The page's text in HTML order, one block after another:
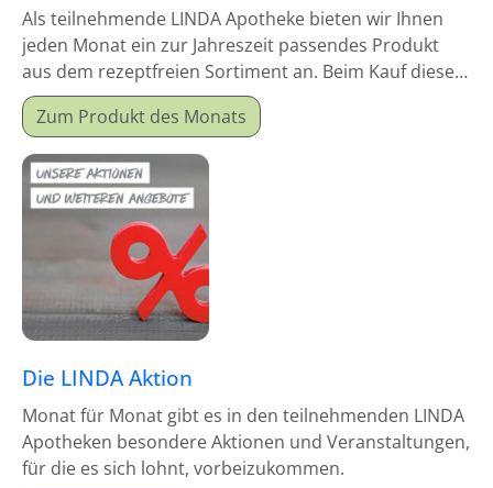
Als teilnehmende LINDA Apotheke bieten wir Ihnen
jeden Monat ein zur Jahreszeit passendes Produkt
aus dem rezeptfreien Sortiment an. Beim Kauf dieses
Monatsproduktes erhalten Sie einen Mitgabeartikel
gratis dazu.
Zum Produkt des Monats
Die LINDA Aktion
Monat für Monat gibt es in den teilnehmenden LINDA
Apotheken besondere Aktionen und Veranstaltungen,
für die es sich lohnt, vorbeizukommen.